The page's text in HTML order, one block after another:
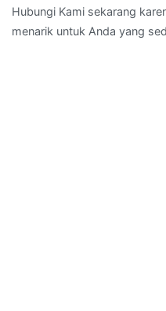
Hubungi Kami sekarang
menarik untuk Anda yang